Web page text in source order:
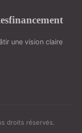
une vision claire
droits réservés.